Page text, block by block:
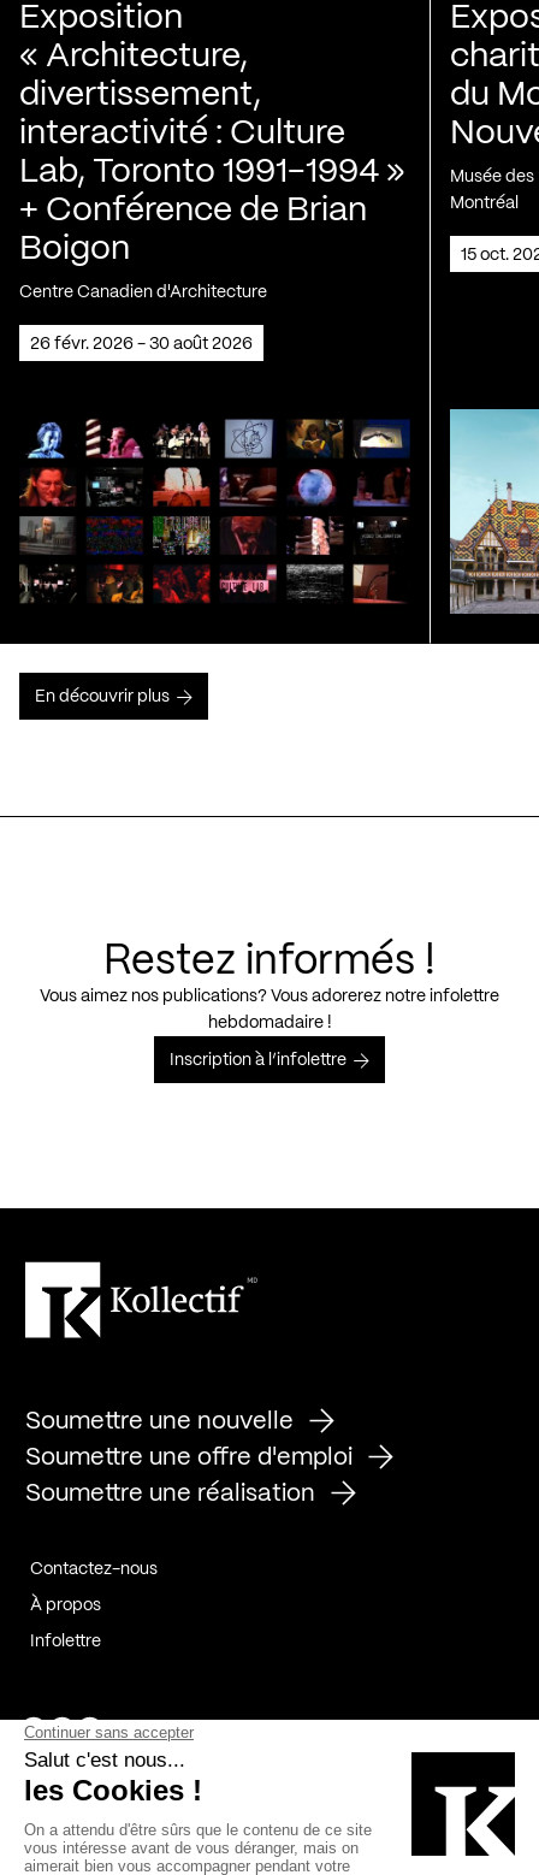
Exposition
« Architecture,
divertissement,
interactivité : Culture
Lab, Toronto 1991-1994 »
+ Conférence de Brian
Boigon
Centre Canadien d'Architecture
26 févr. 2026 - 30 août 2026
du
Musée
Montréal
15 oct.
En découvrir plus
Restez informés !
Vous aimez nos publications? Vous adorerez notre infolettre
hebdomadaire !
Inscription à l’infolettre
Soumettre une nouvelle
Soumettre une offre d'emploi
Soumettre une réalisation
Contactez-nous
À propos
Infolettre
Page Facebook de Kollectif
Page Instagram de Kollectif
Page Linkedin de Kollectif